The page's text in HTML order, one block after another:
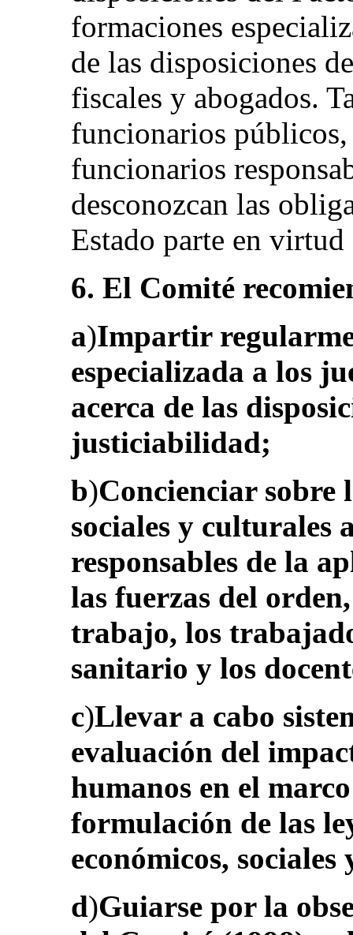
formaciones
de las disposiciones
fiscales y abogados.
funcionarios públicos,
funcionarios
desconozcan las
Estado parte en
6. El Comité
a)Impartir
especializada a los
acerca de las
justiciabilidad;
b)Concienciar sobre
sociales y culturales
responsables de la
las fuerzas del
trabajo, los
sanitario y los
c)Llevar a cabo
evaluación del
humanos en el
formulación de las
económicos,
d)Guiarse por la